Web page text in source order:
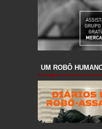
UM ROBÔ